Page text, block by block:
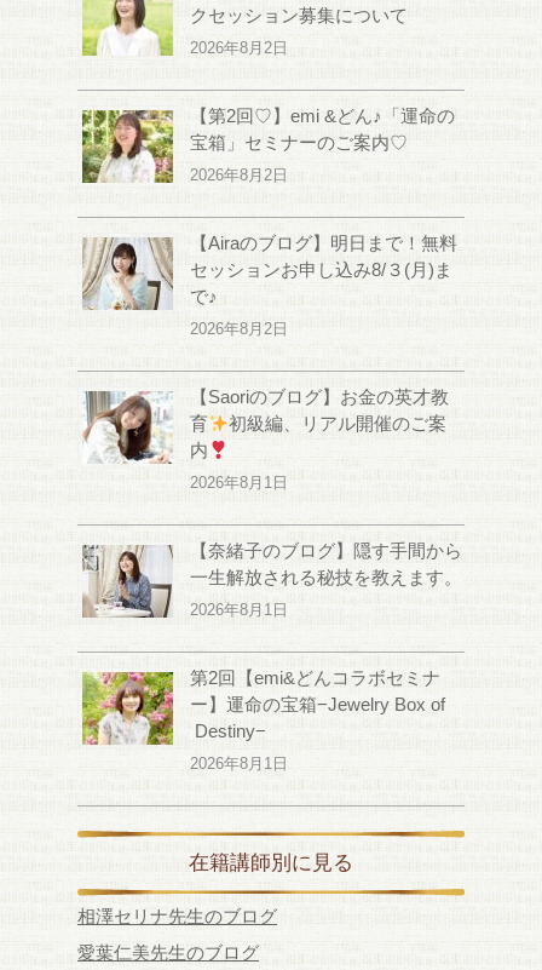
クセッション募集について
2026年8月2日
【第2回♡】emi &どん♪「運命の
宝箱」セミナーのご案内♡
2026年8月2日
【Airaのブログ】明日まで！無料
セッションお申し込み8/３(月)ま
で♪
2026年8月2日
【Saoriのブログ】お金の英才教
育
初級編、リアル開催のご案
内
2026年8月1日
【奈緒子のブログ】隠す手間から
一生解放される秘技を教えます。
2026年8月1日
第2回【emi&どんコラボセミナ
ー】運命の宝箱−Jewelry Box of
Destiny−
2026年8月1日
在籍講師別に見る
相澤セリナ先生のブログ
愛葉仁美先生のブログ